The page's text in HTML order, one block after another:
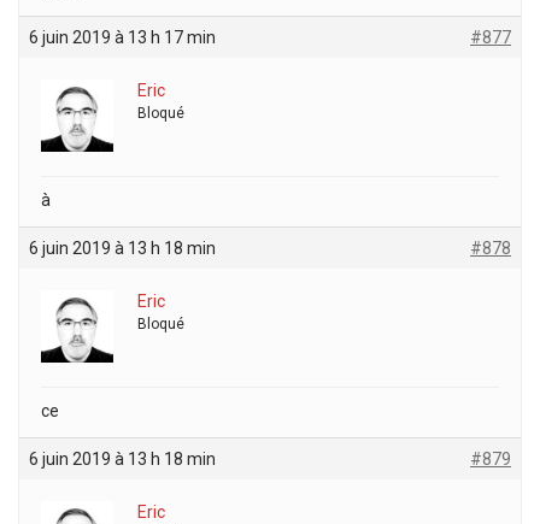
6 juin 2019 à 13 h 17 min #877
Eric
Bloqué
à
6 juin 2019 à 13 h 18 min #878
Eric
Bloqué
ce
6 juin 2019 à 13 h 18 min #879
Eric